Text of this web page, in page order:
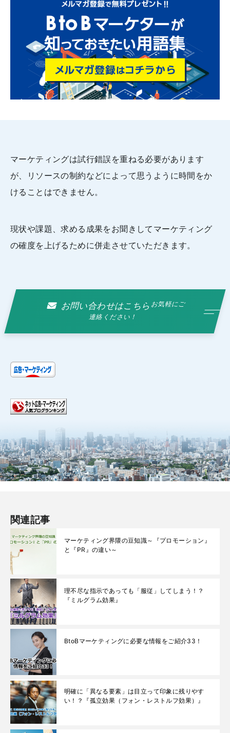
マーケティングは試行錯誤を重ねる必要があります
が、リソースの制約などによって思うように時間をか
けることはできません。
現状や課題、求める成果をお聞きしてマーケティング
の確度を上げるために併走させていただきます。
お問い合わせはこちらお気軽にご
連絡ください！
関連記事
マーケティング界隈の豆知識～『プロモーション』
と『PR』の違い～
理不尽な指示であっても「服従」してしまう！？
『ミルグラム効果』
BtoBマーケティングに必要な情報をご紹介33！
明確に「異なる要素」は目立って印象に残りやす
い！？『孤立効果（フォン・レストルフ効果）』